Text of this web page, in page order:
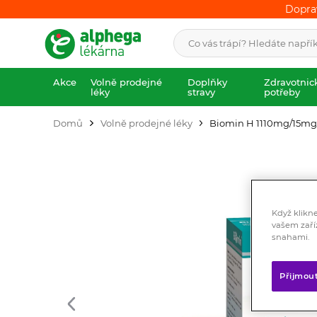
Akce
Volně prodejné
léky
Doplňky
stravy
potřeby
Domů Volně prodejné léky Biomin H 1110mg/
Když
vašem
snahami.